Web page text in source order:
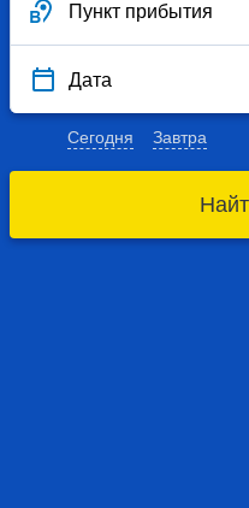
Пункт прибытия
Дата
Сегодня Завтра